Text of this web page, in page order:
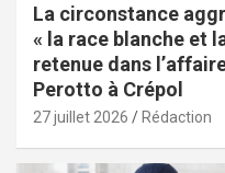
La circonstance
« la race blanche et
retenue dans
Perotto à Crépol
27 juillet 2026 Rédaction